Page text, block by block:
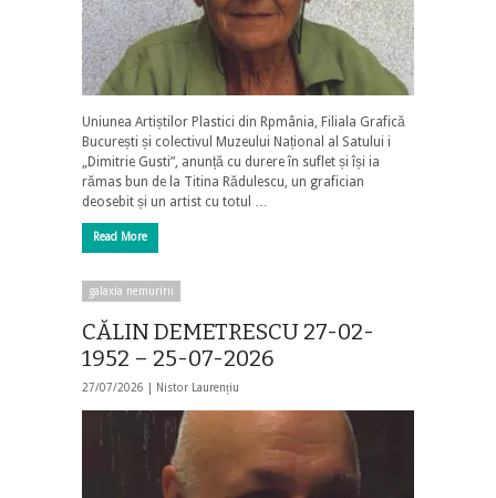
Uniunea Artiștilor Plastici din Rpmânia, Filiala Grafică
București și colectivul Muzeului Național al Satului i
„Dimitrie Gusti”, anunță cu durere în suflet și își ia
rămas bun de la Titina Rădulescu, un grafician
deosebit și un artist cu totul …
Read More
galaxia nemuririi
CĂLIN DEMETRESCU 27-02-
1952 – 25-07-2026
27/07/2026 | Nistor Laurențiu